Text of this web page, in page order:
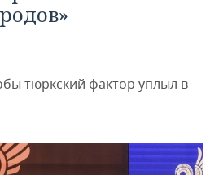
ПФО
тюркский фактор уплыл в